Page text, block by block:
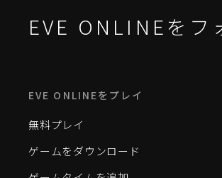
EVE ONLINEをフ
EVE ONLINEをプレイ
無料プレイ
ゲームをダウンロード